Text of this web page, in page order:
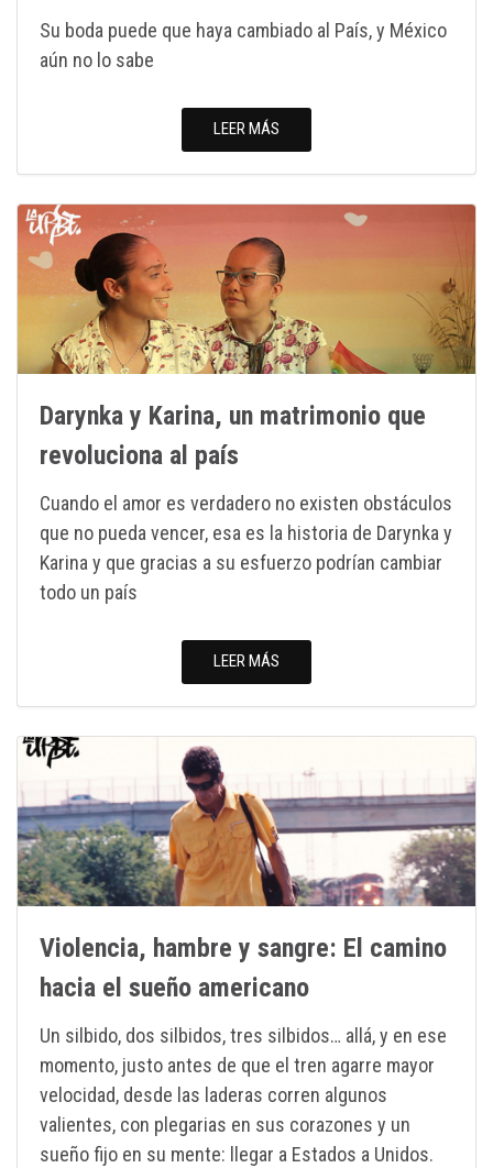
Su boda puede que haya cambiado al País, y México
aún no lo sabe
LEER MÁS
Darynka y Karina, un matrimonio que
revoluciona al país
Cuando el amor es verdadero no existen obstáculos
que no pueda vencer, esa es la historia de Darynka y
Karina y que gracias a su esfuerzo podrían cambiar
todo un país
LEER MÁS
Violencia, hambre y sangre: El camino
hacia el sueño americano
Un silbido, dos silbidos, tres silbidos… allá, y en ese
momento, justo antes de que el tren agarre mayor
velocidad, desde las laderas corren algunos
valientes, con plegarias en sus corazones y un
sueño fijo en su mente: llegar a Estados a Unidos.